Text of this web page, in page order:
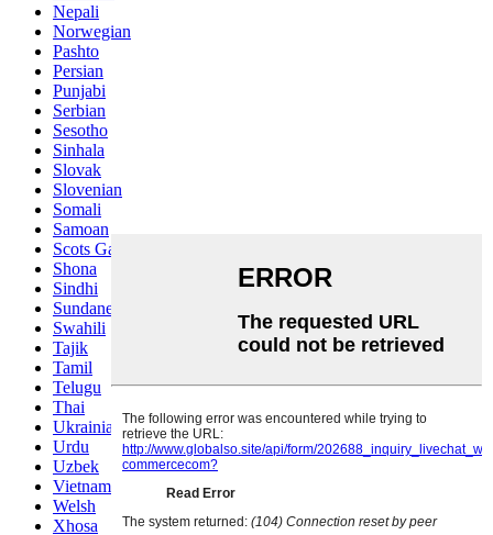
Nepali
Norwegian
Pashto
Persian
Punjabi
Serbian
Sesotho
Sinhala
Slovak
Slovenian
Somali
Samoan
Scots Gaelic
Shona
Sindhi
Sundanese
Swahili
Tajik
Tamil
Telugu
Thai
Ukrainian
Urdu
Uzbek
Vietnamese
Welsh
Xhosa